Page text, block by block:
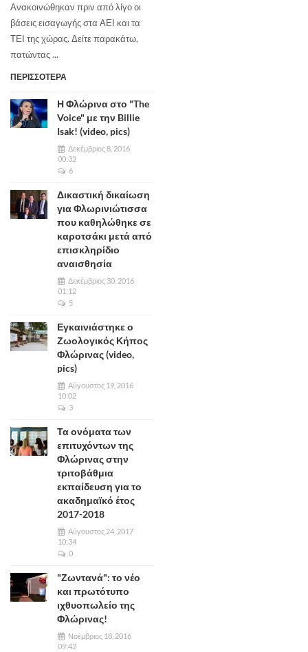
Ανακοινώθηκαν πριν από λίγο οι
βάσεις εισαγωγής στα ΑΕΙ και τα
ΤΕΙ της χώρας. Δείτε παρακάτω,
πατώντας ...
ΠΕΡΙΣΣΟΤΕΡΑ
Η Φλώρινα στο "The
Voice" με την Billie
Isak! (video, pics)
Δεκέμβριος 8, 2016
00:32
6
Δικαστική δικαίωση
για Φλωρινιώτισσα
που καθηλώθηκε σε
καροτσάκι μετά από
επισκληρίδιο
αναισθησία
Δεκέμβριος 30, 2016
01:12
5
Εγκαινιάστηκε ο
Ζωολογικός Κήπος
Φλώρινας (video,
pics)
Αύγουστος 19, 2016
10:02
3
Τα ονόματα των
επιτυχόντων της
Φλώρινας στην
τριτοβάθμια
εκπαίδευση για το
ακαδημαϊκό έτος
2017-2018
Αύγουστος 24, 2017
10:34
0
"Ζωντανά": το νέο
και πρωτότυπο
ιχθυοπωλείο της
Φλώρινας!
Νοέμβριος 18, 2016
09:42